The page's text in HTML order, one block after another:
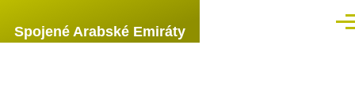
Spojené Arabské Emiráty